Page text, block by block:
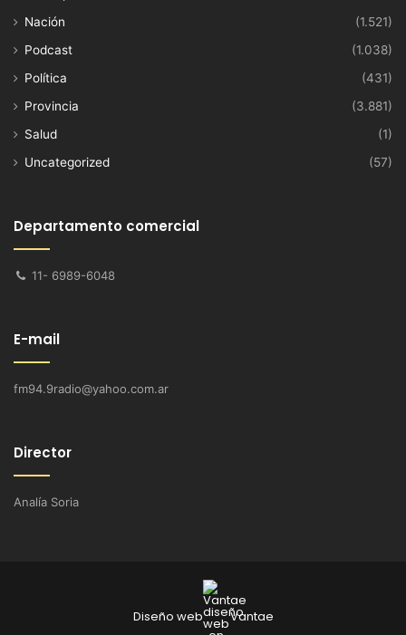
Nación
(1.521)
Podcast
(1.038)
Política
(431)
Provincia
(3.881)
Salud
(1)
Uncategorized
(57)
Departamento comercial
11- 6989-6048
E-mail
fm94.9radio@yahoo.com.ar
Director
Analía Soria
Diseño web Vantae